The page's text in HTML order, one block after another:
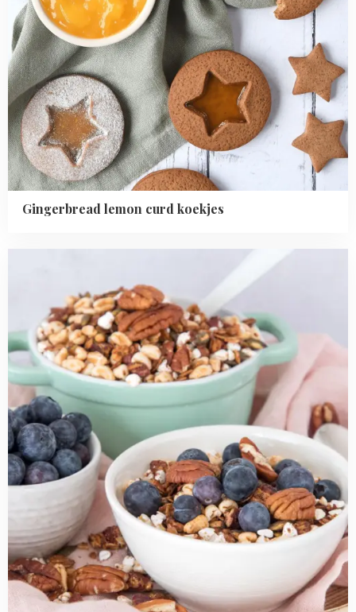
Gingerbread lemon curd koekjes
Pecannoten
granola
met
gepofte
granen